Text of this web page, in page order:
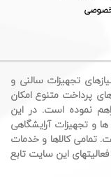
تجهیزات سالنی و
پرداخت متنوع امکان
نموده است. در این
و تجهیزات آرایشگاهی
تمامی کالاها و خدمات
این سایت تابع